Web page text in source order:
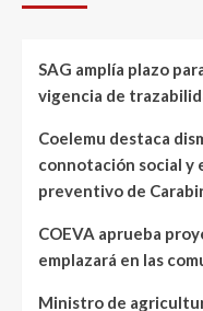
SAG amplía plazo
vigencia de
Coelemu destaca
connotación social y
preventivo de
COEVA aprueba
emplazará en las
Ministro de